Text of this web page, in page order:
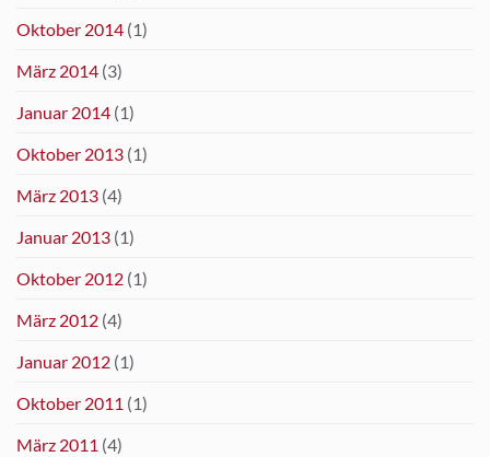
Oktober 2014 (1)
März 2014 (3)
Januar 2014 (1)
Oktober 2013 (1)
März 2013 (4)
Januar 2013 (1)
Oktober 2012 (1)
März 2012 (4)
Januar 2012 (1)
Oktober 2011 (1)
März 2011 (4)